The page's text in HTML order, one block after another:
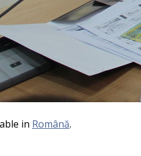
in Română.